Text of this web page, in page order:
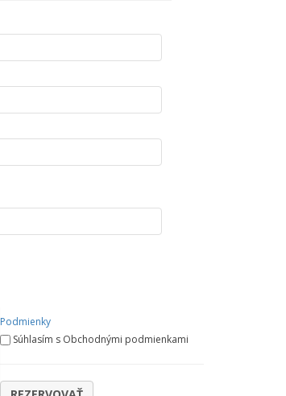
Podmienky
Súhlasím s Obchodnými podmienkami